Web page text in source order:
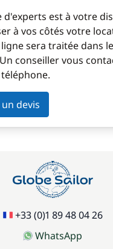
d'experts est à votre
à vos côtés votre
sera traitée dans
conseiller vous
devis
+33 (0)1 89 48 04 26
WhatsApp